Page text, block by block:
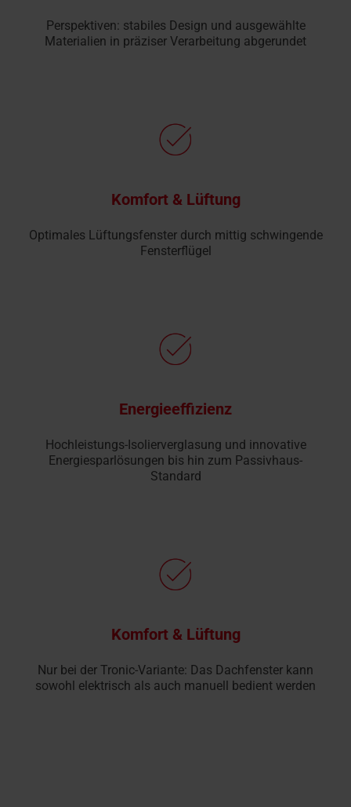
Perspektiven: stabiles Design und ausgewählte
Materialien in präziser Verarbeitung abgerundet
Komfort & Lüftung
Optimales Lüftungsfenster durch mittig schwingende
Fensterflügel
Energieeffizienz
Hochleistungs-Isolierverglasung und innovative
Energiesparlösungen bis hin zum Passivhaus-
Standard
Komfort & Lüftung
Nur bei der Tronic-Variante: Das Dachfenster kann
sowohl elektrisch als auch manuell bedient werden